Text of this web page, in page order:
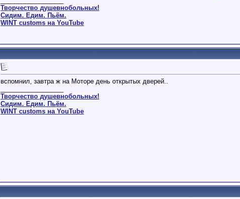
Творчество душевнобольных!
Сидим. Едим. Пьём.
WINT customs на YouTube
вспомнил, завтра ж на Моторе день открытых дверей..
Творчество душевнобольных!
Сидим. Едим. Пьём.
WINT customs на YouTube